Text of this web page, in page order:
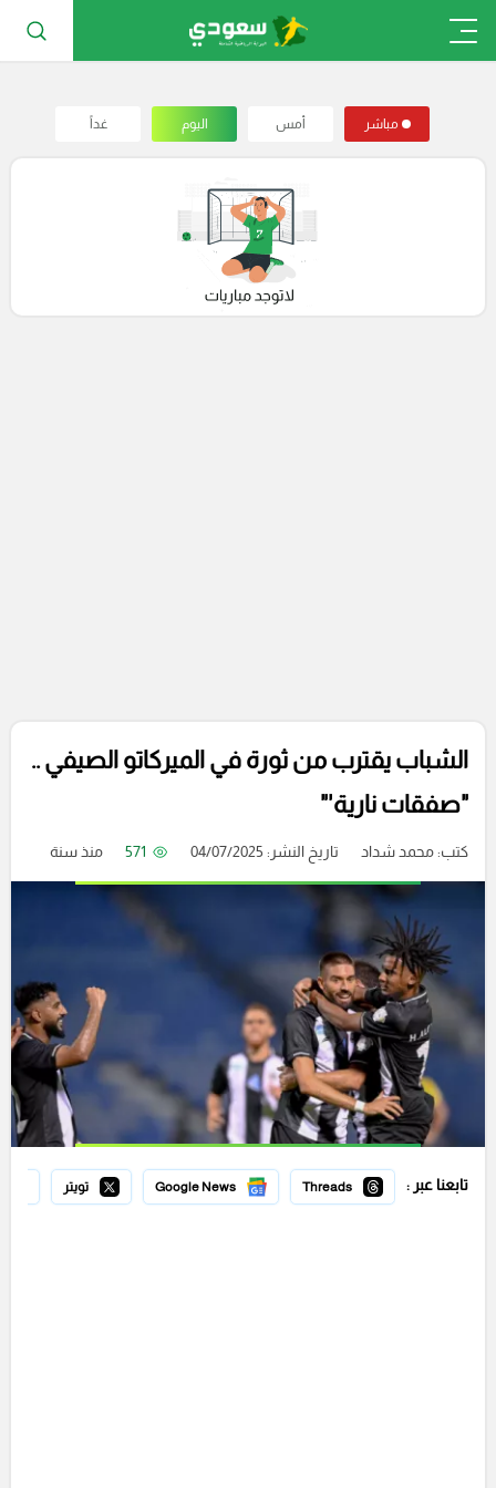
مباشر أمس اليوم غداً
الشباب يقترب من ثورة في الميركاتو الصيفي ..
"صفقات نارية'"
كتب:محمد شداد تاريخ النشر: 04/07/2025 571 منذ سنة
تابعنا عبر : Threads
Google News تويتر